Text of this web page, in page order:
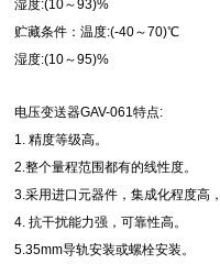
湿度:(10～93)%
贮藏条件：温度:(-40～70)℃
湿度:(10～95)%
电压变送器GAV-061特点:
1. 精度等级高。
2.整个量程范围都有的线性度。
3.采用进口元器件，集成化程度高
4. 抗干扰能力强，可靠性高。
5.35mm导轨安装或螺栓安装。